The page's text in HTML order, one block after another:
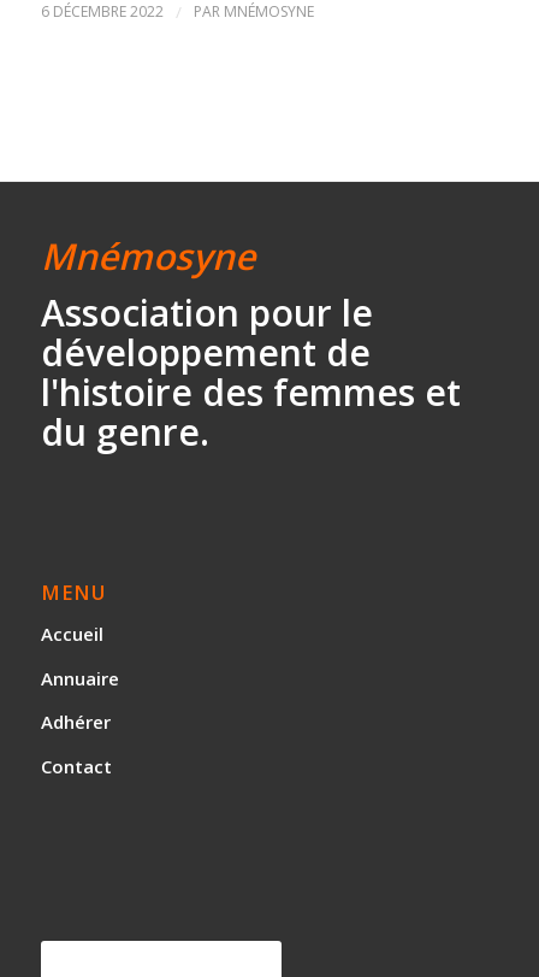
6 DÉCEMBRE 2022 / PAR MNÉMOSYNE
Mnémosyne
Association pour le
développement de
l'histoire des femmes et
du genre.
MENU
Accueil
Annuaire
Adhérer
Contact